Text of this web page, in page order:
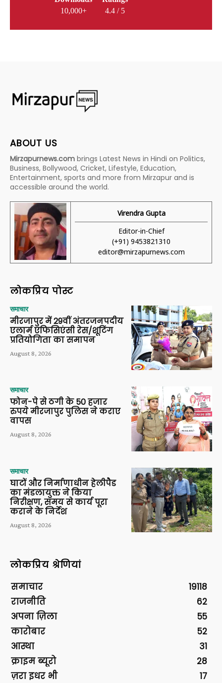
10,000+
4.4 / 5
ABOUT US
Mirzapurnews.com brings Latest News in Hindi on Politics,
Business, Bollywood, Cricket, Lifestyle, Education,
Entertainment, sports and more from Mirzapur and is
accessible around the world.
Virendra Gupta
Editor-in-Chief
(+91) 9453821310
editor@mirzapurnews.com
लोकप्रिय पोस्ट
समाचार
मीरजापुर में 29वीं अंतरजनपदीय
एलार्म एफिसिएंसी रेस/शूटिंग
प्रतियोगिता का समापन
August 8, 2026
समाचार
फोन-पे से ठगी के 50 हजार
रुपये मीरजापुर पुलिस ने कराए
वापस
August 8, 2026
समाचार
घाटों और निर्माणाधीन हेलीपैड
का मंडलायुक्त ने किया
निरीक्षण, समय से कार्य पूरा
कराने के निर्देश
August 8, 2026
लोकप्रिय श्रेणियां
समाचार
19118
राजनीति
62
अपना ज़िला
55
कारोबार
52
आस्था
31
क्राइम ब्यूरो
28
ज़रा इधर भी
17